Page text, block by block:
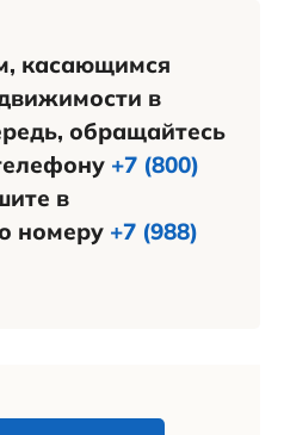
касающимся
в
обращайтесь
+7 (800)
в
номеру +7 (988)